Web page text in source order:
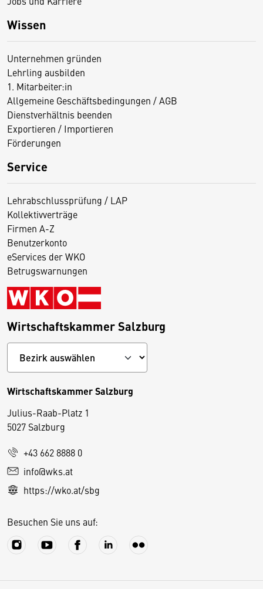
Wissen
Unternehmen gründen
Lehrling ausbilden
1. Mitarbeiter:in
Allgemeine Geschäftsbedingungen / AGB
Dienstverhältnis beenden
Exportieren / Importieren
Förderungen
Service
Lehrabschlussprüfung / LAP
Kollektivverträge
Firmen A-Z
Benutzerkonto
eServices der WKO
Betrugswarnungen
Wirtschaftskammer Salzburg
Wirtschaftskammer Salzburg
Julius-Raab-Platz 1
5027 Salzburg
+43 662 8888 0
info@wks.at
https://wko.at/sbg
Besuchen Sie uns auf:
D
e
s
S
e